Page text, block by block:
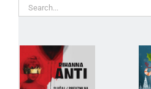
Search
for: